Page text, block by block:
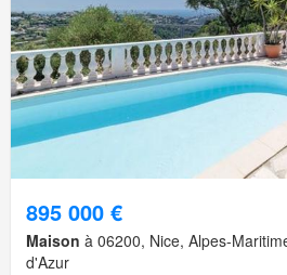
895 000 €
Maison à 06200, Nice, Alpes-
d'Azur